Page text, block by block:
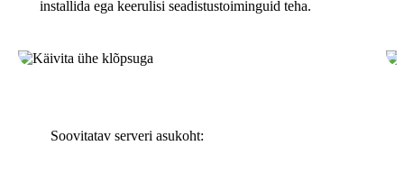
installida ega keerulisi seadistustoiminguid teha.
Soovitatav serveri asukoht: